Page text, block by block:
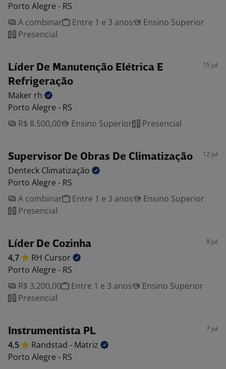
Porto Alegre - RS
A combinar
Entre 1 e 3 anos
Ensino Superior
Presencial
Líder De Manutenção Elétrica E
Refrigeração
15 jul
Maker rh
Porto Alegre - RS
R$ 8.500,00
Ensino Superior Presencial
Supervisor De Obras De Climatização 12 jul
Denteck Climatização
Porto Alegre - RS
A combinar
Entre 1 e 3 anos
Ensino Superior
Presencial
Líder De Cozinha 8 jul
4,7 RH Cursor
Porto Alegre - RS
R$ 3.200,00
Entre 1 e 3 anos
Ensino Superior
Presencial
Instrumentista PL 7 jul
4,5 Randstad - Matriz
Porto Alegre - RS